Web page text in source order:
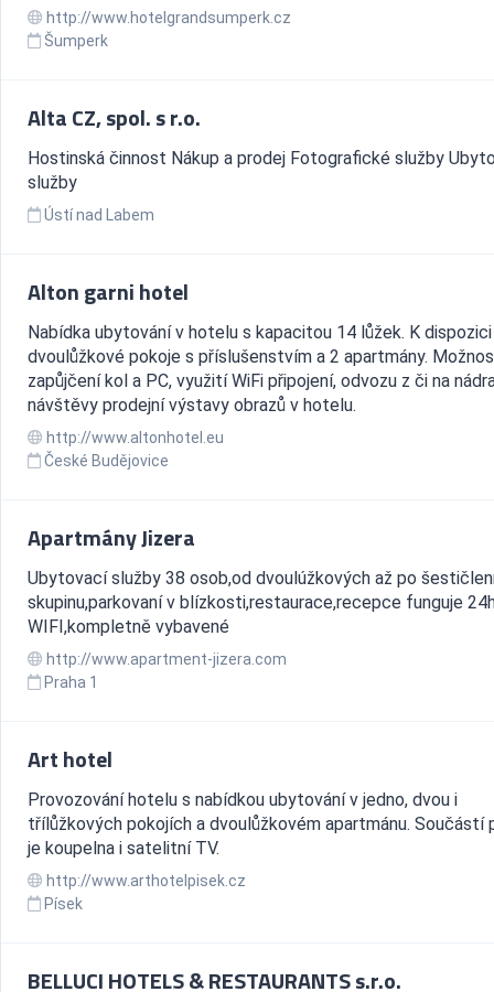
http://www.hotelgrandsumperk.cz
Šumperk
Alta CZ, spol. s r.o.
Hostinská činnost Nákup a prodej Fotografické služby
služby
Ústí nad Labem
Alton garni hotel
Nabídka ubytování v hotelu s kapacitou 14 lůžek. K
dvoulůžkové pokoje s příslušenstvím a 2 apartmány.
zapůjčení kol a PC, využití WiFi připojení, odvozu z či na
návštěvy prodejní výstavy obrazů v hotelu.
http://www.altonhotel.eu
České Budějovice
Apartmány Jizera
Ubytovací služby 38 osob,od dvoulúžkových až po
skupinu,parkovaní v blízkosti,restaurace,recepce funguje
WIFI,kompletně vybavené
http://www.apartment-jizera.com
Praha 1
Art hotel
Provozování hotelu s nabídkou ubytování v jedno, dvou i
třílůžkových pokojích a dvoulůžkovém apartmánu. Součástí
je koupelna i satelitní TV.
http://www.arthotelpisek.cz
Písek
BELLUCI HOTELS & RESTAURANTS s.r.o.